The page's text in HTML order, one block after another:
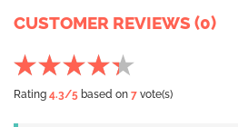
CUSTOMER REVIEWS (0)
Rating 4.3/5 based on 7 vote(s)